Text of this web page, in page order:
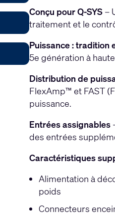
Conçu pour Q-SYS–
traitement et le
Puissance : tradition
5e génération à
Distribution de
FlexAmp™ et FAST
puissance.
Entrées assignables
des entrées
Caractéristiques
Alimentation à
poids
Connecteurs